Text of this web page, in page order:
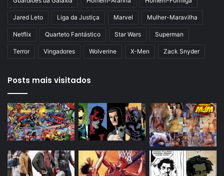
Jared Leto Liga da Justiça Marvel Mulher-Maravilha
Netflix Quarteto Fantástico Star Wars Superman
Terror Vingadores Wolverine X-Men Zack Snyder
Posts mais visitados